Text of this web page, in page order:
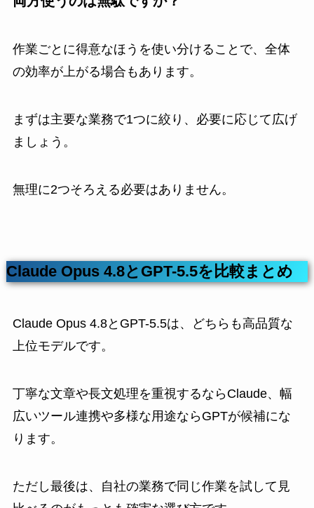
作業ごとに得意なほうを使い分けることで、全体
の効率が上がる場合もあります。
まずは主要な業務で1つに絞り、必要に応じて広げ
ましょう。
無理に2つそろえる必要はありません。
Claude Opus 4.8とGPT-5.5を比較まとめ
Claude Opus 4.8とGPT-5.5は、どちらも高品質な
上位モデルです。
丁寧な文章や長文処理を重視するならClaude、幅
広いツール連携や多様な用途ならGPTが候補にな
ります。
ただし最後は、自社の業務で同じ作業を試して見